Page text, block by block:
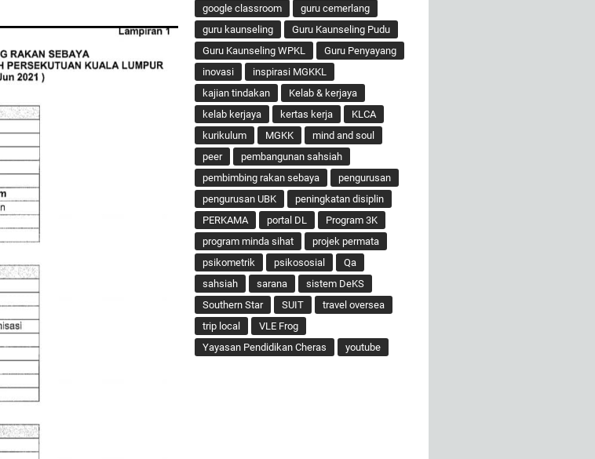
google classroom
guru cemerlang
guru kaunseling
Guru Kaunseling Pudu
Guru Kaunseling WPKL
Guru Penyayang
inovasi
inspirasi MGKKL
kajian tindakan
Kelab & kerjaya
kelab kerjaya
kertas kerja
KLCA
kurikulum
MGKK
mind and soul
peer
pembangunan sahsiah
pembimbing rakan sebaya
pengurusan
pengurusan UBK
peningkatan disiplin
PERKAMA
portal DL
Program 3K
program minda sihat
projek permata
psikometrik
psikososial
Qa
sahsiah
sarana
sistem DeKS
Southern Star
SUIT
travel oversea
trip local
VLE Frog
Yayasan Pendidikan Cheras
youtube